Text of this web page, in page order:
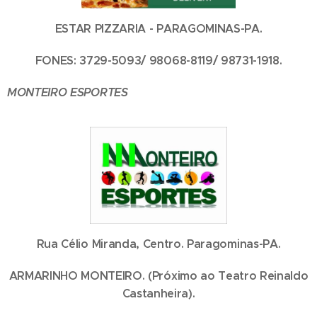
ESTAR PIZZARIA - PARAGOMINAS-PA.
FONES: 3729-5093/ 98068-8119/ 98731-1918.
MONTEIRO ESPORTES
Rua Célio Miranda, Centro. Paragominas-PA.
ARMARINHO MONTEIRO. (Próximo ao Teatro Reinaldo
Castanheira).